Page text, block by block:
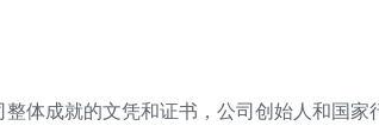
体成就的文凭和证书，公司创始人和国